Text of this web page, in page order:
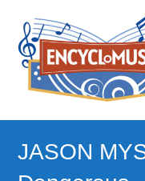
content
JASON